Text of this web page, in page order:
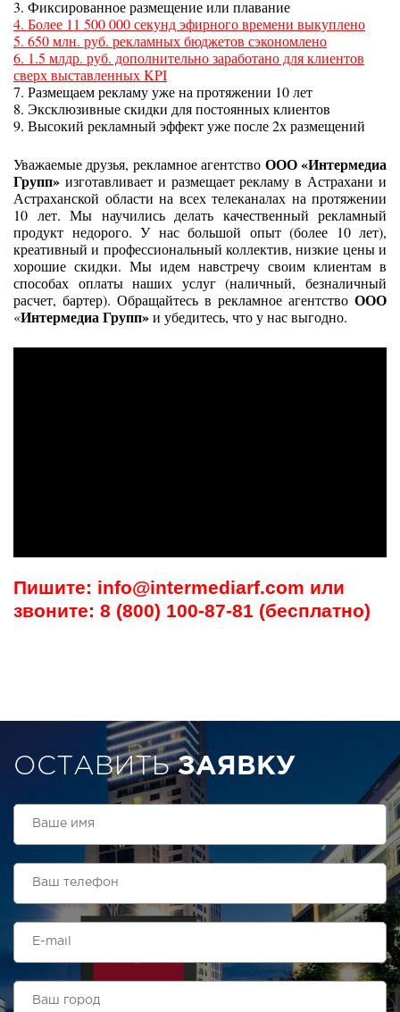
3. Фиксированное размещение или плавание
4. Более 11 500 000 секунд эфирного времени выкуплено
5. 650 млн. руб. рекламных бюджетов сэкономлено
6. 1.5 млдр. руб. дополнительно заработано для клиентов
сверх выставленных KPI
7. Размещаем рекламу уже на протяжении 10 лет
8. Эксклюзивные скидки для постоянных клиентов
9. Высокий рекламный эффект уже после 2х размещений
Уважаемые друзья, рекламное агентство ООО «Интермедиа
Групп» изготавливает и размещает рекламу в Астрахани и
Астраханской области на всех телеканалах на протяжении
10 лет. Мы научились делать качественный рекламный
продукт недорого. У нас большой опыт (более 10 лет),
креативный и профессиональный коллектив, низкие цены и
хорошие скидки. Мы идем навстречу своим клиентам в
способах оплаты наших услуг (наличный, безналичный
расчет, бартер). Обращайтесь в рекламное агентство ООО
«Интермедиа Групп»и убедитесь, что у нас выгодно.
Пишите: info@intermediarf.com или
звоните: 8 (800) 100-87-81 (бесплатно)
ОСТАВИТЬЗАЯВКУ